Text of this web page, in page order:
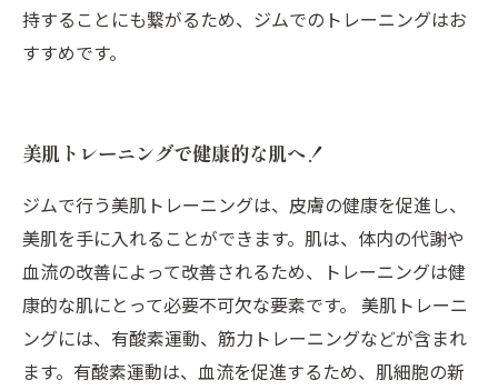
持することにも繋がるため、ジムでのトレーニングはお
すすめです。
美肌トレーニングで健康的な肌へ！
ジムで行う美肌トレーニングは、皮膚の健康を促進し、
美肌を手に入れることができます。肌は、体内の代謝や
血流の改善によって改善されるため、トレーニングは健
康的な肌にとって必要不可欠な要素です。 美肌トレーニ
ングには、有酸素運動、筋力トレーニングなどが含まれ
ます。有酸素運動は、血流を促進するため、肌細胞の新